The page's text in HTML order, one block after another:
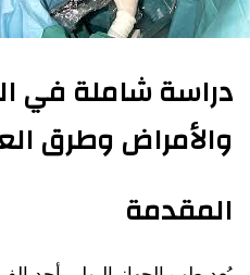
دراسة شاملة في
والأمراض وطرق
المقدمة